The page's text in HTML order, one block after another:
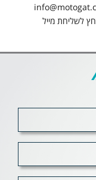
לשליחת מייל